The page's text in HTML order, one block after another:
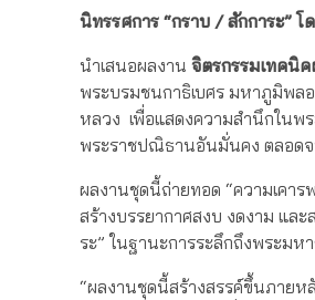
นิทรรศการ “กราบ / สักการะ”
นำเสนอผลงาน จิตรกรรมเทคนิ
พระบรมชนกาธิเบศร มหาภูมิพล
หลวง เพื่อแสดงความสำนึกใน
พระราชปณิธานอันมั่นคง ตลอด
ผลงานชุดนี้ถ่ายทอด “ความเคาร
สร้างบรรยากาศสงบ งดงาม แล
ระ” ในฐานะการระลึกถึงพระม
“ผลงานชุดนี้สร้างสรรค์ขึ้นภาย